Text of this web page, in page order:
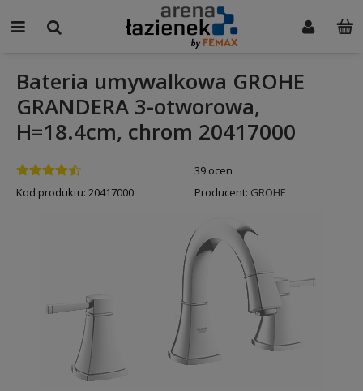
Bateria umywalkowa GROHE
GRANDERA 3-otworowa,
H=18.4cm, chrom 20417000
39 ocen
Kod produktu: 20417000 Producent: GROHE